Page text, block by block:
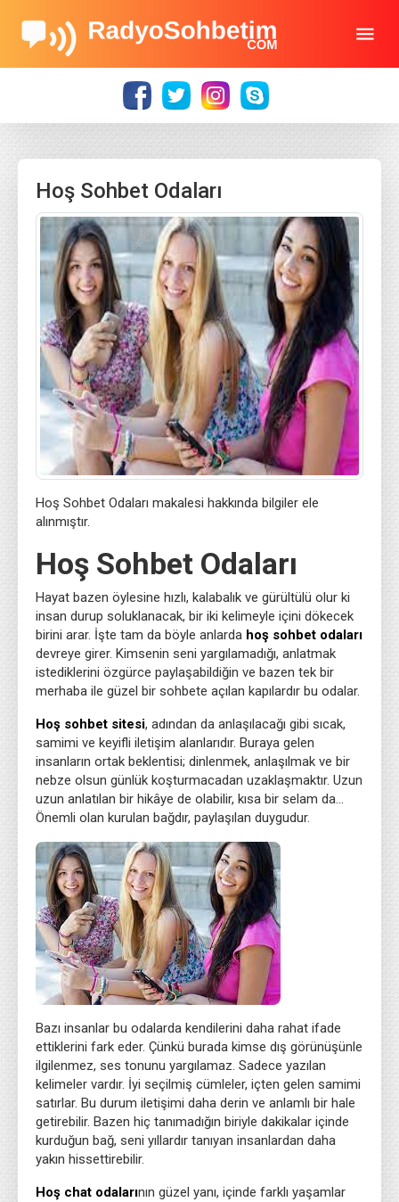
Hoş Sohbet Odaları
Hoş Sohbet Odaları makalesi hakkında bilgiler ele
alınmıştır.
Hoş Sohbet Odaları
Hayat bazen öylesine hızlı, kalabalık ve gürültülü olur ki
insan durup soluklanacak, bir iki kelimeyle içini dökecek
birini arar. İşte tam da böyle anlarda hoş sohbet odaları
devreye girer. Kimsenin seni yargılamadığı, anlatmak
istediklerini özgürce paylaşabildiğin ve bazen tek bir
merhaba ile güzel bir sohbete açılan kapılardır bu odalar.
Hoş sohbet sitesi, adından da anlaşılacağı gibi sıcak,
samimi ve keyifli iletişim alanlarıdır. Buraya gelen
insanların ortak beklentisi; dinlenmek, anlaşılmak ve bir
nebze olsun günlük koşturmacadan uzaklaşmaktır. Uzun
uzun anlatılan bir hikâye de olabilir, kısa bir selam da…
Önemli olan kurulan bağdır, paylaşılan duygudur.
Bazı insanlar bu odalarda kendilerini daha rahat ifade
ettiklerini fark eder. Çünkü burada kimse dış görünüşünle
ilgilenmez, ses tonunu yargılamaz. Sadece yazılan
kelimeler vardır. İyi seçilmiş cümleler, içten gelen samimi
satırlar. Bu durum iletişimi daha derin ve anlamlı bir hale
getirebilir. Bazen hiç tanımadığın biriyle dakikalar içinde
kurduğun bağ, seni yıllardır tanıyan insanlardan daha
yakın hissettirebilir.
Hoş chat odalarının güzel yanı, içinde farklı yaşamlar